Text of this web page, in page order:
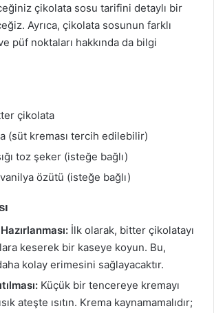
çikolata sosu tarifini detaylı bir
Ayrıca, çikolata sosunun farklı
püf noktaları hakkında da bilgi
çikolata
(süt kreması tercih edilebilir)
toz şeker (isteğe bağlı)
vanilya özütü (isteğe bağlı)
İlk olarak, bitter çikolatayı
keserek bir kaseye koyun. Bu,
kolay erimesini sağlayacaktır.
Küçük bir tencereye kremayı
ateşte ısıtın. Krema kaynamamalıdır;